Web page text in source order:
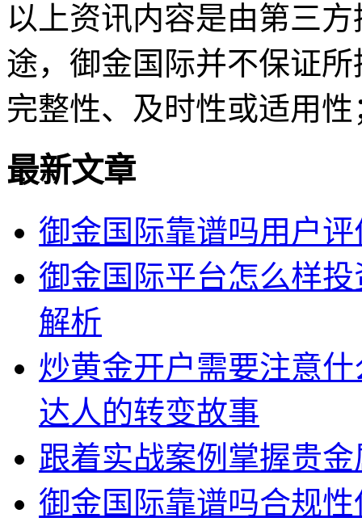
以上资讯内容是由第三
途，御金国际并不保证
完整性、及时性或适用
最新文章
御金国际靠谱吗用户
御金国际平台怎么样
解析
炒黄金开户需要注意
达人的转变故事
跟着实战案例掌握贵
御金国际靠谱吗合规